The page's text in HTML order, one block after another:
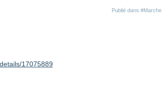
Publié dans #Marche
17075889